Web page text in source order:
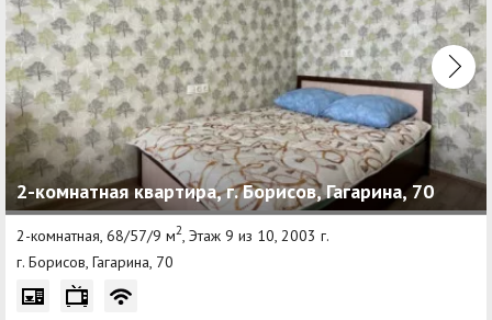
2-комнатная квартира, г. Борисов, Гагарина, 70
2-комнатная, 68/57/9 м2, Этаж 9 из 10, 2003 г.
г. Борисов, Гагарина, 70